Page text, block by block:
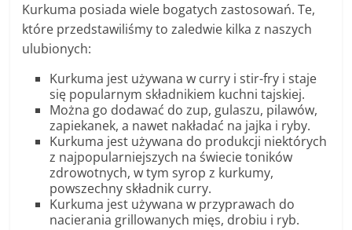
Kurkuma posiada wiele bogatych zastosowań. Te,
które przedstawiliśmy to zaledwie kilka z naszych
ulubionych:
Kurkuma jest używana w curry i stir-fry i staje
się popularnym składnikiem kuchni tajskiej.
Można go dodawać do zup, gulaszu, pilawów,
zapiekanek, a nawet nakładać na jajka i ryby.
Kurkuma jest używana do produkcji niektórych
z najpopularniejszych na świecie toników
zdrowotnych, w tym syrop z kurkumy,
powszechny składnik curry.
Kurkuma jest używana w przyprawach do
nacierania grillowanych mięs, drobiu i ryb.